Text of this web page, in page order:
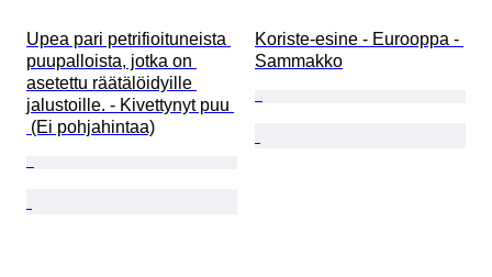
Upea pari petrifioituneista
puupalloista, jotka on
asetettu räätälöidyille
jalustoille. - Kivettynyt puu
(Ei pohjahintaa)
Koriste-esine - Eurooppa -
Sammakko